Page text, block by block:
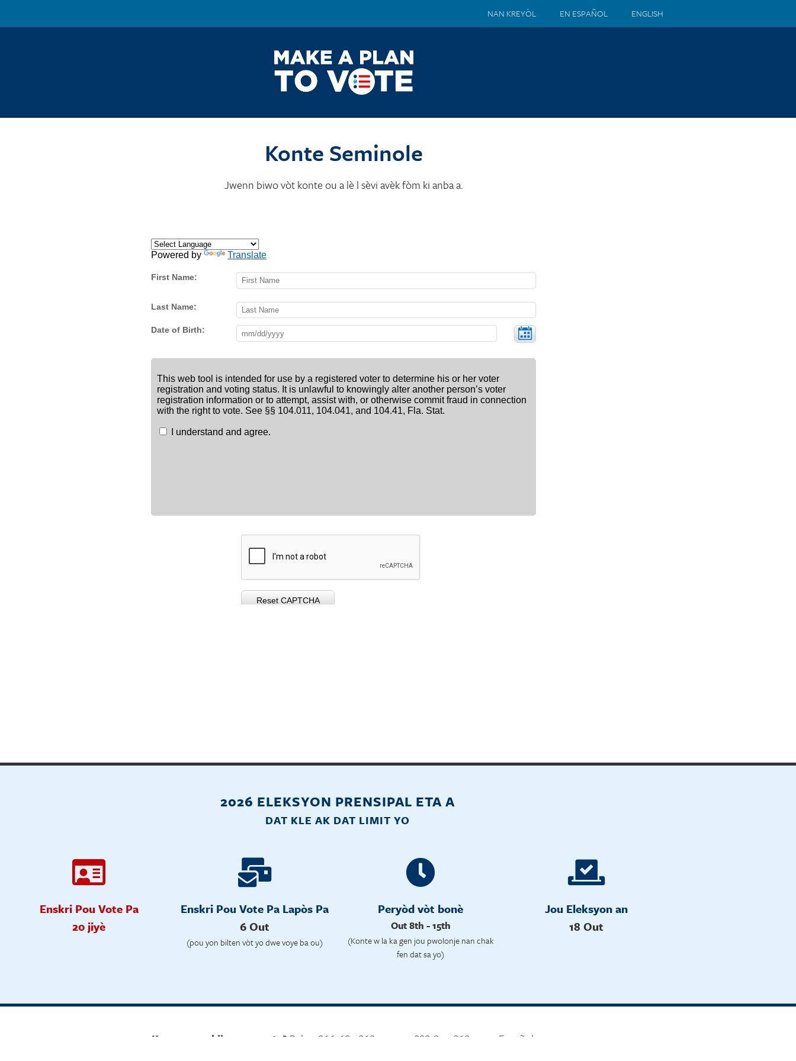
NAN KREYÒL EN ESPAÑOL ENGLISH
Konte Seminole
Jwenn biwo vòt konte ou a lè l sèvi avèk fòm ki anba a.
2026 ELEKSYON PRENSIPAL ETA A
DAT KLE AK DAT LIMIT YO
Enskri Pou Vote Pa
20 jiyè
Enskri Pou Vote Pa Lapòs Pa
6 Out
(pou yon bilten vòt yo dwe voye ba ou)
Peryòd vòt bonè
Out 8th - 15th
(Konte w la ka gen jou pwolonje nan chak
fen dat sa yo)
Jou Eleksyon an
18 Out
Kesyon sou kijan pou vote? Rele 1-866-687-8683 oswa 1-888-839-8682 para Español.